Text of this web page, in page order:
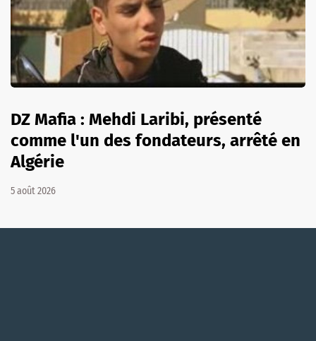
DZ Mafia : Mehdi Laribi, présenté
comme l'un des fondateurs, arrêté en
Algérie
5 août 2026